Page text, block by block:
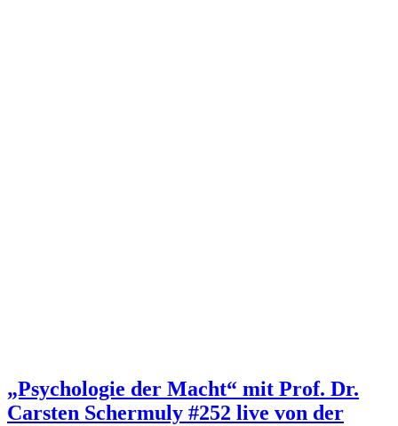
„Psychologie der Macht“ mit Prof. Dr.
Carsten Schermuly #252 live von der